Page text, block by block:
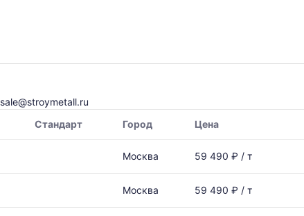
sale@stroymetall.ru
Стандарт Город Цена
Москва 59 490 ₽ / т
Москва 59 490 ₽ / т